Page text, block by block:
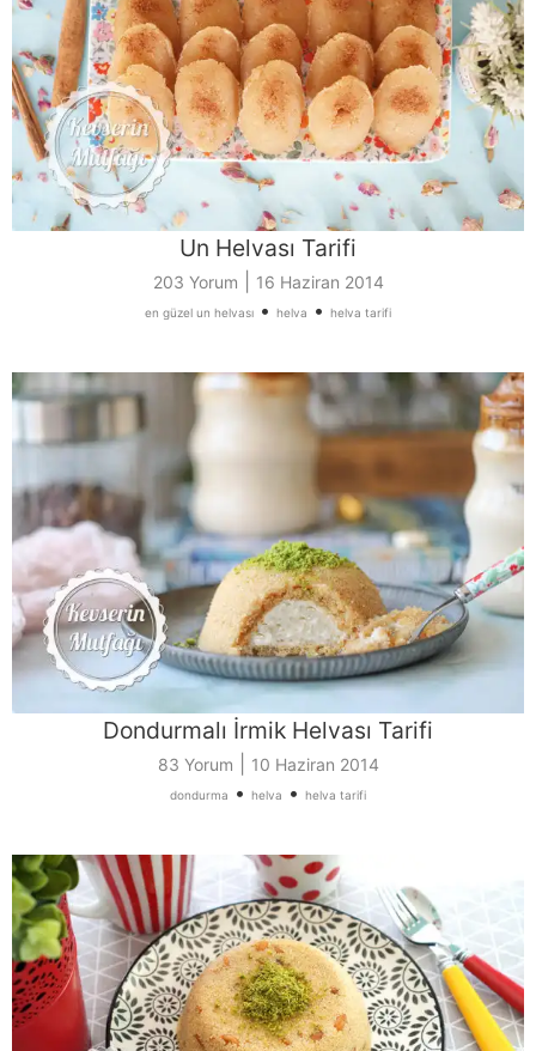
Un Helvası Tarifi
203 Yorum 16 Haziran 2014
en güzel un helvası • helva • helva tarifi
Dondurmalı İrmik Helvası Tarifi
83 Yorum 10 Haziran 2014
dondurma • helva • helva tarifi